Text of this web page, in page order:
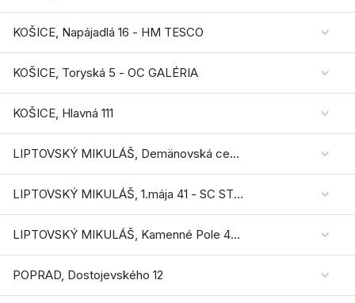
KOŠICE, Napájadlá 16 - HM TESCO
KOŠICE, Toryská 5 - OC GALÉRIA
KOŠICE, Hlavná 111
LIPTOVSKÝ MIKULÁŠ, Demänovská cesta 745
LIPTOVSKÝ MIKULÁŠ, 1.mája 41 - SC STOP.SHOP
LIPTOVSKÝ MIKULÁŠ, Kamenné Pole 4447/2
POPRAD, Dostojevského 12